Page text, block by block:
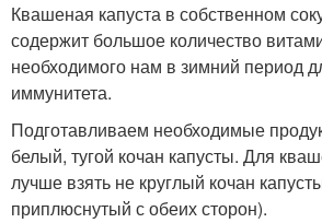
Квашеная капуста в собственном
содержит большое количество
необходимого нам в зимний период
иммунитета.
Подготавливаем необходимые
белый, тугой кочан капусты. Для
лучше взять не круглый кочан
приплюснутый с обеих сторон).